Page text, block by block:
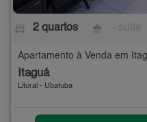
2 quartos
Apartamento à Venda em
Itaguá
Litoral - Ubatuba